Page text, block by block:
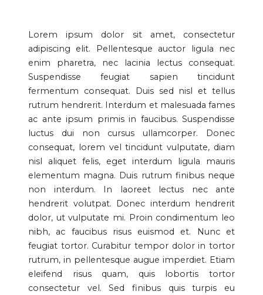
Lorem ipsum dolor sit amet, consectetur
adipiscing elit. Pellentesque auctor ligula nec
enim pharetra, nec lacinia lectus consequat.
Suspendisse feugiat sapien tincidunt
fermentum consequat. Duis sed nisl et tellus
rutrum hendrerit. Interdum et malesuada fames
ac ante ipsum primis in faucibus. Suspendisse
luctus dui non cursus ullamcorper. Donec
consequat, lorem vel tincidunt vulputate, diam
nisl aliquet felis, eget interdum ligula mauris
elementum magna. Duis rutrum finibus neque
non interdum. In laoreet lectus nec ante
hendrerit volutpat. Donec interdum hendrerit
dolor, ut vulputate mi. Proin condimentum leo
nibh, ac faucibus risus euismod et. Nunc et
feugiat tortor. Curabitur tempor dolor in tortor
rutrum, in pellentesque augue imperdiet. Etiam
eleifend risus quam, quis lobortis tortor
consectetur vel. Sed finibus quis turpis eu